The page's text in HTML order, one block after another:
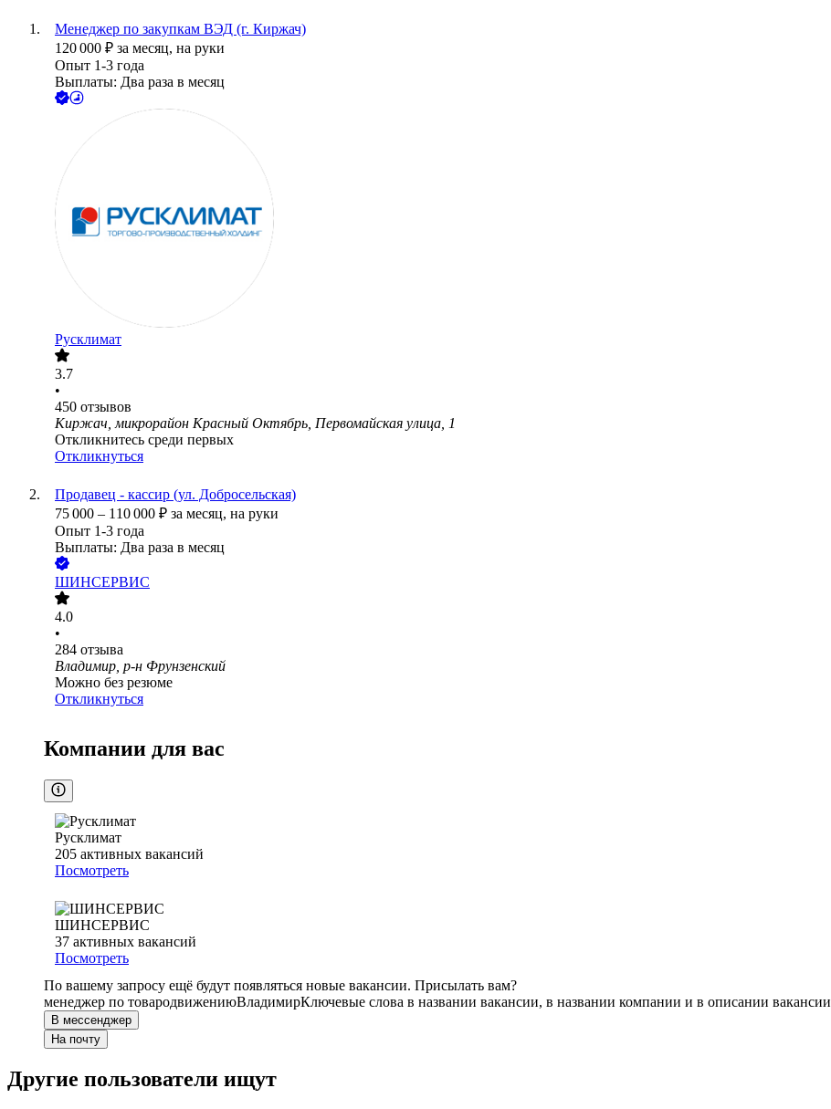
Менеджер по закупкам ВЭД (г. Киржач)
120 000 ₽ за месяц, на руки
Опыт 1-3 года
Выплаты: Два раза в месяц
Русклимат
3.7
•
450 отзывов
Киржач, микрорайон Красный Октябрь, Первомайская улица, 1
Откликнитесь среди первых
Откликнуться
Продавец - кассир (ул. Добросельская)
75 000 – 110 000 ₽ за месяц, на руки
Опыт 1-3 года
Выплаты: Два раза в месяц
ШИНСЕРВИС
4.0
•
284 отзыва
Владимир, р-н Фрунзенский
Можно без резюме
Откликнуться
Компании для вас
Русклимат
205 активных вакансий
Посмотреть
ШИНСЕРВИС
37 активных вакансий
Посмотреть
По вашему запросу ещё будут появляться новые вакансии. Присылать вам?
менеджер по товародвижениюВладимирКлючевые слова в названии вакансии, в названии компании и в описании вакансии
В мессенджер
На почту
Другие пользователи ищут